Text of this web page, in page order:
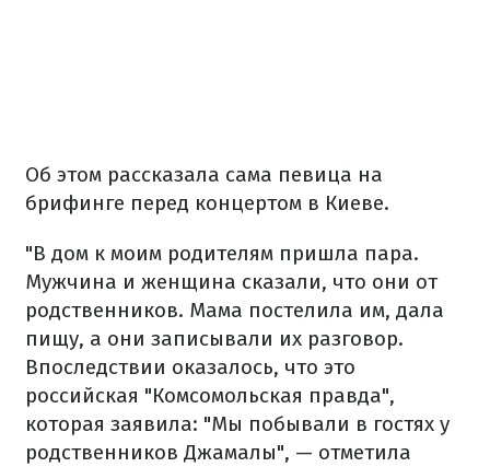
Об этом рассказала сама певица на
брифинге перед концертом в Киеве.
"В дом к моим родителям пришла пара.
Мужчина и женщина сказали, что они от
родственников. Мама постелила им, дала
пищу, а они записывали их разговор.
Впоследствии оказалось, что это
российская "Комсомольская правда",
которая заявила: "Мы побывали в гостях у
родственников Джамалы", — отметила